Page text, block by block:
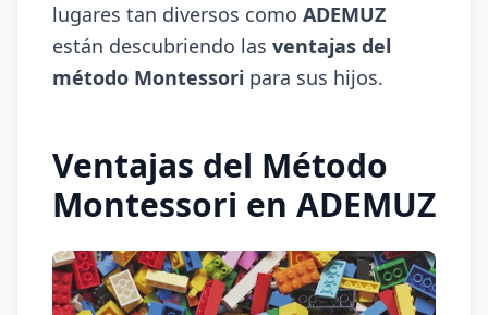
lugares tan diversos como ADEMUZ
están descubriendo las ventajas del
método Montessori para sus hijos.
Ventajas del Método
Montessori en ADEMUZ